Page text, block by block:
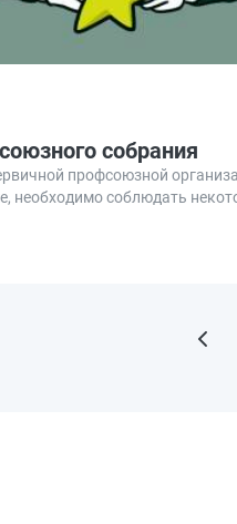
собрания
профсоюзной
необходимо соблюдать